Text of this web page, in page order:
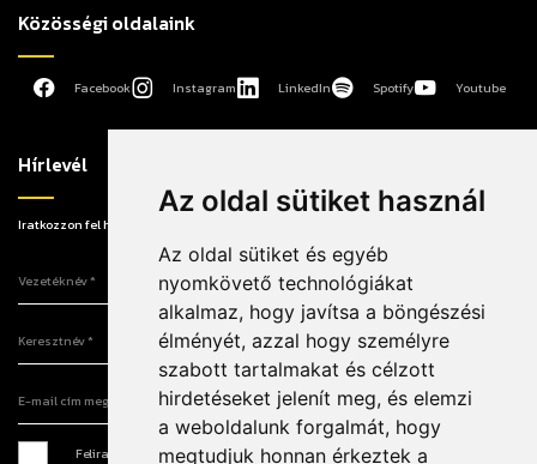
Az oldal sütiket használ
Az oldal sütiket és egyéb
nyomkövető technológiákat
alkalmaz, hogy javítsa a böngészési
élményét, azzal hogy személyre
szabott tartalmakat és célzott
hirdetéseket jelenít meg, és elemzi
a weboldalunk forgalmát, hogy
megtudjuk honnan érkeztek a
Közösségi oldalaink
Facebook Instagram LinkedIn Spotify Youtube
Hírlevél
Iratkozzon fel hírlevelünkre, hogy elsőként értesüljön a legújabb információkról!
Vezetéknév
Keresztnév
E-mail cím megadása
Feliratkozás hírlevélre *